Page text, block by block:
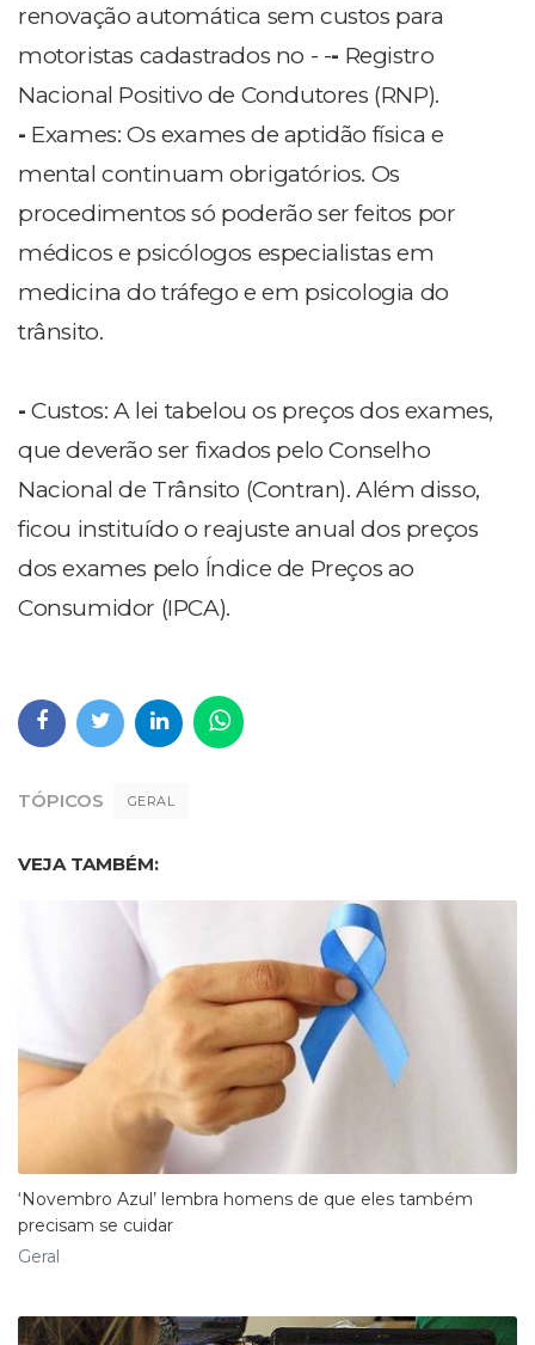
renovação automática sem custos para
motoristas cadastrados no - -- Registro
Nacional Positivo de Condutores (RNP).
- Exames: Os exames de aptidão física e
mental continuam obrigatórios. Os
procedimentos só poderão ser feitos por
médicos e psicólogos especialistas em
medicina do tráfego e em psicologia do
trânsito.
- Custos: A lei tabelou os preços dos exames,
que deverão ser fixados pelo Conselho
Nacional de Trânsito (Contran). Além disso,
ficou instituído o reajuste anual dos preços
dos exames pelo Índice de Preços ao
Consumidor (IPCA).
TÓPICOS GERAL
VEJA TAMBÉM:
‘Novembro Azul’ lembra homens de que eles também
precisam se cuidar
Geral